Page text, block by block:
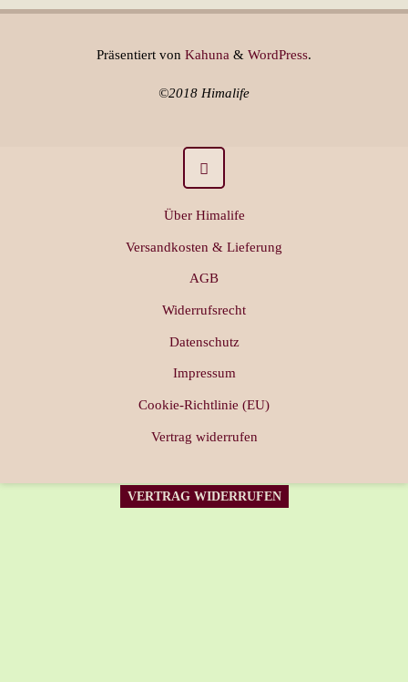
Präsentiert von Kahuna & WordPress.
©2018 Himalife
Über Himalife
Versandkosten & Lieferung
AGB
Widerrufsrecht
Datenschutz
Impressum
Cookie-Richtlinie (EU)
Vertrag widerrufen
VERTRAG WIDERRUFEN